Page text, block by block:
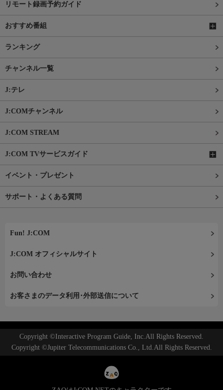
リモート録画予約ガイド
おすすめ番組
ランキング
チャンネル一覧
J:テレ
J:COMチャンネル
J:COM STREAM
J:COM TVサービスガイド
イベント・プレゼント
サポート・よくある質問
Fun! J:COM
J:COM オフィシャルサイト
お問い合わせ
お客さまのデータ利用･外部送信について
Copyright ©Interactive Program Guide, Inc.All Rights Reserved.
Copyright ©Jupiter Telecommunications Co., Ltd.All Rights Reserved.